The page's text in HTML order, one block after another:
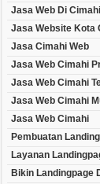
Jasa Web Di Cimahi
Jasa Website Kota
Jasa Cimahi Web
Jasa Web Cimahi
Jasa Web Cimahi
Jasa Web Cimahi
Jasa Web Cimahi
Pembuatan
Layanan
Bikin Landingpage